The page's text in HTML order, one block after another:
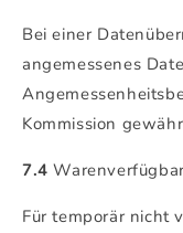
Bei einer
angemessenes
Kommission
7.4
Für temporär nicht